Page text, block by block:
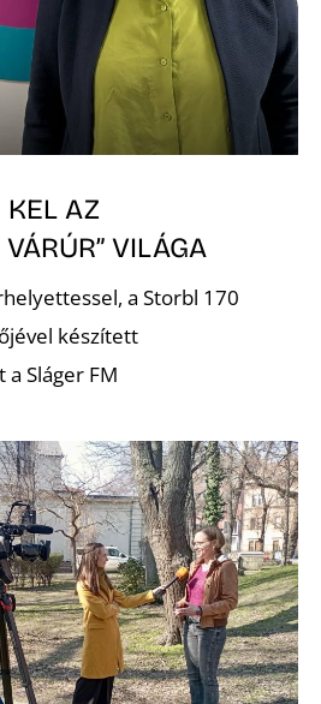
KEL AZ
VILÁGA
a Storbl 170
készített
Sláger FM